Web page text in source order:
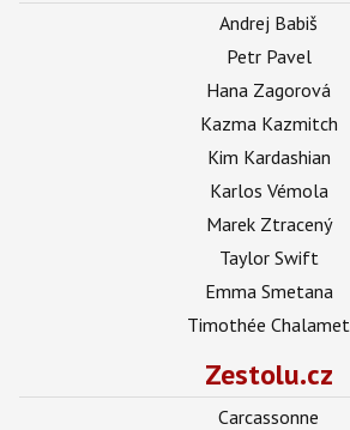
Andrej Babiš
Petr Pavel
Hana Zagorová
Kazma Kazmitch
Kim Kardashian
Karlos Vémola
Marek Ztracený
Taylor Swift
Emma Smetana
Timothée Chalamet
Zestolu.cz
Carcassonne